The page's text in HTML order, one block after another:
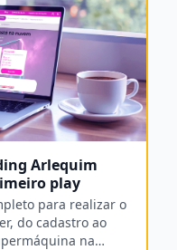
Arlequim
play
para realizar o
do cadastro ao
na